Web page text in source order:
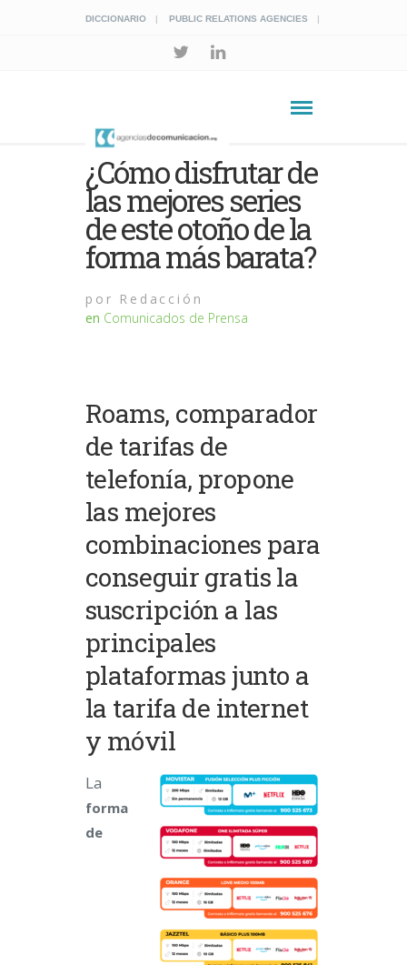
DICCIONARIO PUBLIC RELATIONS AGENCIES
¿Cómo disfrutar de
las mejores series
de este otoño de la
forma más barata?
por Redacción
en Comunicados de Prensa
Roams, comparador
de tarifas de
telefonía, propone
las mejores
combinaciones para
conseguir gratis la
suscripción a las
principales
plataformas junto a
la tarifa de internet
y móvil
La
forma
de